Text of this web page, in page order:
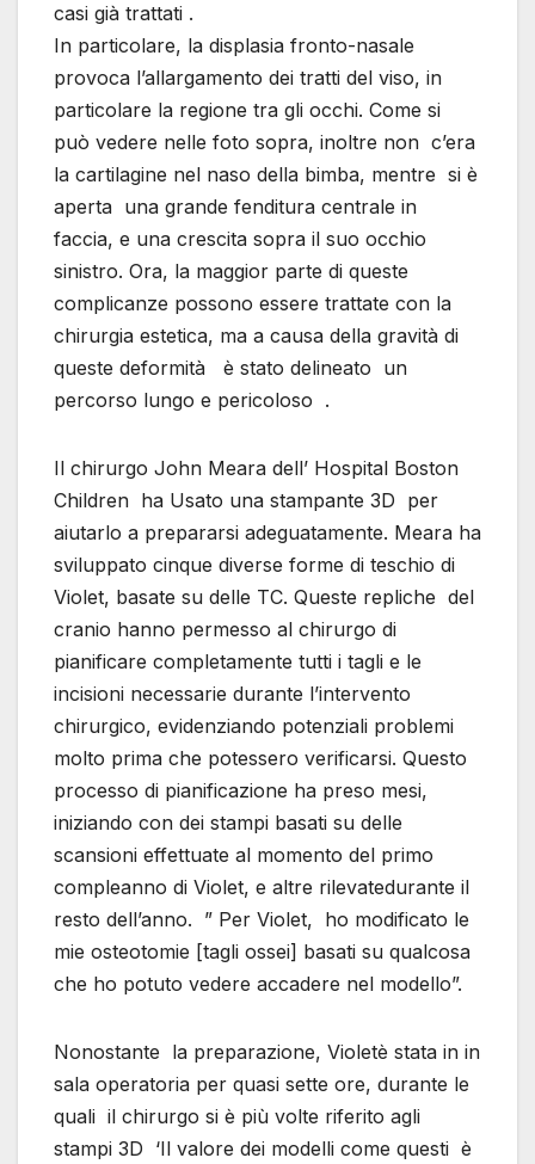
casi già trattati .
In particolare, la displasia fronto-nasale
provoca l’allargamento dei tratti del viso, in
particolare la regione tra gli occhi. Come si
può vedere nelle foto sopra, inoltre non c’era
la cartilagine nel naso della bimba, mentre si è
aperta una grande fenditura centrale in
faccia, e una crescita sopra il suo occhio
sinistro. Ora, la maggior parte di queste
complicanze possono essere trattate con la
chirurgia estetica, ma a causa della gravità di
queste deformità è stato delineato un
percorso lungo e pericoloso .
Il chirurgo John Meara dell’ Hospital Boston
Children ha Usato una stampante 3D per
aiutarlo a prepararsi adeguatamente. Meara ha
sviluppato cinque diverse forme di teschio di
Violet, basate su delle TC. Queste repliche del
cranio hanno permesso al chirurgo di
pianificare completamente tutti i tagli e le
incisioni necessarie durante l’intervento
chirurgico, evidenziando potenziali problemi
molto prima che potessero verificarsi. Questo
processo di pianificazione ha preso mesi,
iniziando con dei stampi basati su delle
scansioni effettuate al momento del primo
compleanno di Violet, e altre rilevatedurante il
resto dell’anno. ” Per Violet, ho modificato le
mie osteotomie [tagli ossei] basati su qualcosa
che ho potuto vedere accadere nel modello”.
Nonostante la preparazione, Violetè stata in in
sala operatoria per quasi sette ore, durante le
quali il chirurgo si è più volte riferito agli
stampi 3D ‘Il valore dei modelli come questi è